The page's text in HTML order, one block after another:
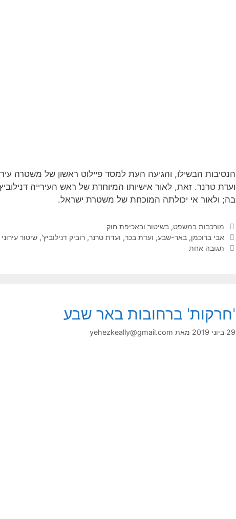
הנסיבות הבשילו, והגיעה העת למסד פיילוט ראשון של משטרה
ועדת טרנר. זאת, לאור אישיותו המיוחדת של ראש העירייה
בה; ולאור אי יכולתה המוכחת של משטרת ישראל.
קטגוריות
מורכבות במשפט, בשיטור ובאכיפת חוק
תגיות
אבי ברוכמן, באר-שבע, ועדת בכר, ועדת טרנר, רוביק דנילוביץ', שיטור עירוני
תגובה אחת
'חרקות' ברחובות באר שבע
29 ביוני 2019 מאת yehezkeally@gmail.com